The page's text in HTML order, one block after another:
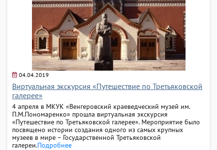
04.04.2019
Виртуальная экскурсия «Путешествие по Третьяковской
галерее»
4 апреля в МКУК «Венгеровский краеведческий музей им.
П.М.Пономаренко» прошла виртуальная экскурсия
«Путешествие по Третьяковской галерее». Мероприятие было
посвящено истории создания одного из самых крупных
музеев в мире – Государственной Третьяковской
галереи.Подробнее